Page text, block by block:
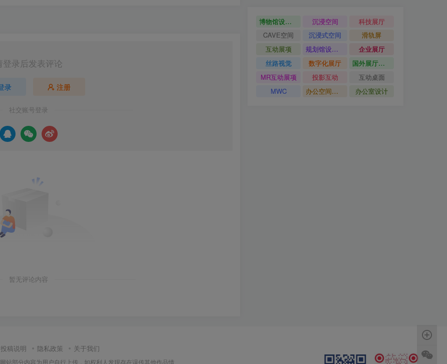
登录后发表评论
录 注册
社交账号登录
暂无评论内容
博物馆设计方案 沉浸空间
科技展厅
CAVE空间
沉浸式空间
滑轨屏
互动展项
规划馆设计方案
企业展厅
丝路视觉
数字化展厅
国外展厅案例
MR互动展项
投影互动
互动桌面
MWC
办公空间设计 办公室设计
投稿说明 隐私政策 关于我们
站部分内容为用户自行上传，如权利人发现存在误传其他作品情